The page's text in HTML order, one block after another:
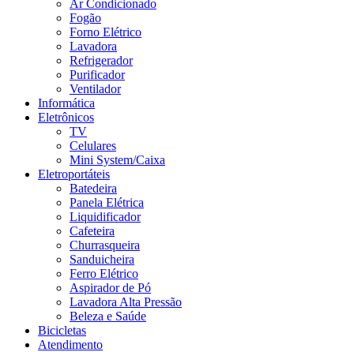
Ar Condicionado
Fogão
Forno Elétrico
Lavadora
Refrigerador
Purificador
Ventilador
Informática
Eletrônicos
TV
Celulares
Mini System/Caixa
Eletroportáteis
Batedeira
Panela Elétrica
Liquidificador
Cafeteira
Churrasqueira
Sanduicheira
Ferro Elétrico
Aspirador de Pó
Lavadora Alta Pressão
Beleza e Saúde
Bicicletas
Atendimento